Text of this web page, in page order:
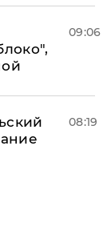
09:06
08:19